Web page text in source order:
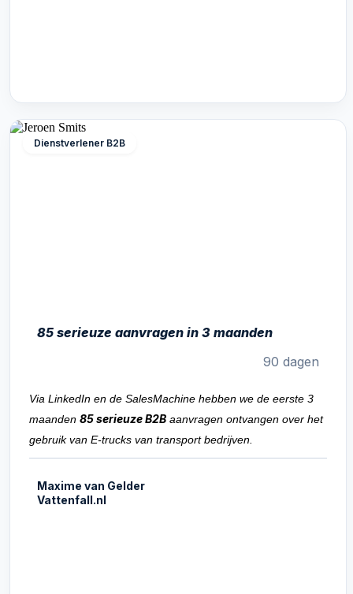
Dienstverlener B2B
85 serieuze aanvragen in 3 maanden
90 dagen
Via LinkedIn en de SalesMachine hebben we de eerste 3
maanden 85 serieuze B2B aanvragen ontvangen over het
gebruik van E-trucks van transport bedrijven.
Maxime van Gelder
Vattenfall.nl